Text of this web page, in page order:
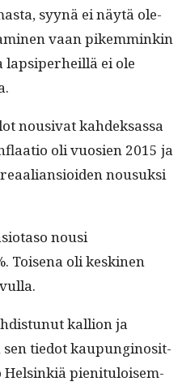
syynä ei näytä ole­
vaan pikem­minkin
ei ole
nousi­vat kahdek­sas­sa
oli vuosien 2015 ja
nousuk­si
nousi
Toise­na oli kesk­i­nen
kallion ja
sen tiedot kaupungi­nosit­
Helsinkiä pien­i­t­u­loisem­